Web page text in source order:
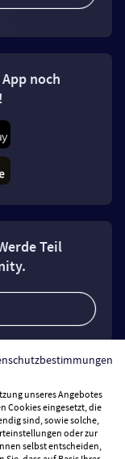
noch
Teil
unseres Angebotes
Cookies eingesetzt, die
sind, sowie solche,
oder zur
selbst entscheiden,